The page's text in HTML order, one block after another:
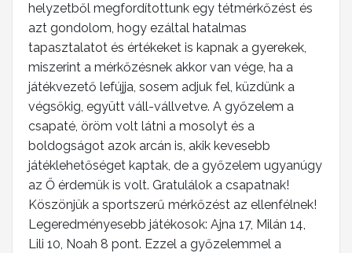
helyzetből megfordítottunk egy tétmérkőzést és
azt gondolom, hogy ezáltal hatalmas
tapasztalatot és értékeket is kapnak a gyerekek,
miszerint a mérkőzésnek akkor van vége, ha a
játékvezető lefújja, sosem adjuk fel, küzdünk a
végsőkig, együtt váll-vállvetve. A győzelem a
csapaté, öröm volt látni a mosolyt és a
boldogságot azok arcán is, akik kevesebb
játéklehetőséget kaptak, de a győzelem ugyanúgy
az Ő érdemük is volt. Gratulálok a csapatnak!
Köszönjük a sportszerű mérkőzést az ellenfélnek!
Legeredményesebb játékosok: Ajna 17, Milán 14,
Lili 10, Noah 8 pont. Ezzel a győzelemmel a